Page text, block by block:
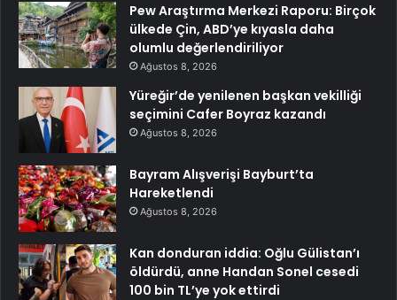
Pew Araştırma Merkezi Raporu: Birçok
ülkede Çin, ABD’ye kıyasla daha
olumlu değerlendiriliyor
Ağustos 8, 2026
Yüreğir’de yenilenen başkan vekilliği
seçimini Cafer Boyraz kazandı
Ağustos 8, 2026
Bayram Alışverişi Bayburt’ta
Hareketlendi
Ağustos 8, 2026
Kan donduran iddia: Oğlu Gülistan’ı
öldürdü, anne Handan Sonel cesedi
100 bin TL’ye yok ettirdi